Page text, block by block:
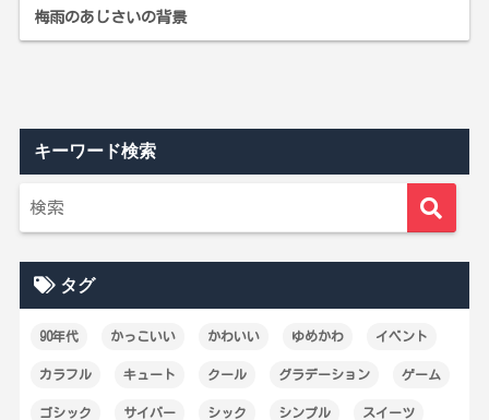
梅雨のあじさいの背景
キーワード検索
タグ
90年代 かっこいい かわいい ゆめかわ イベント
カラフル キュート クール グラデーション ゲーム
ゴシック サイバー シック シンプル スイーツ